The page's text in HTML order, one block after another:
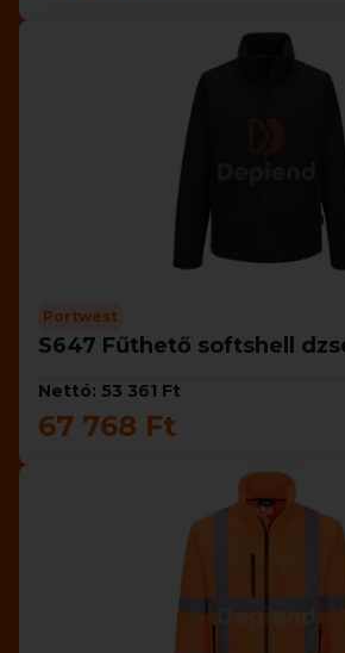
Portwest
S647 Fűthető softshell
Nettó: 53 361 Ft
67 768 Ft